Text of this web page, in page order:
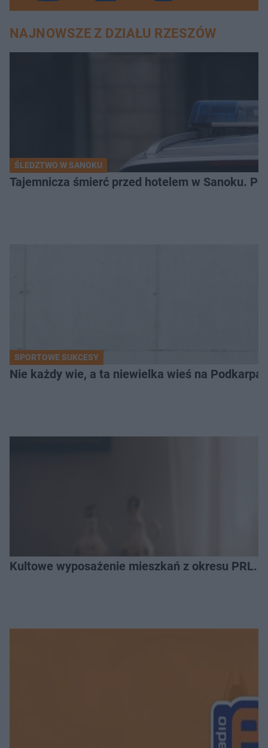
NAJNOWSZE Z DZIAŁU RZESZÓW
ŚLEDZTWO W SANOKU
Tajemnicza śmierć przed hotelem w Sanoku.
SPORTOWE SUKCESY
Nie każdy wie, a ta niewielka wieś na
Kultowe wyposażenie mieszkań z okresu PRL.